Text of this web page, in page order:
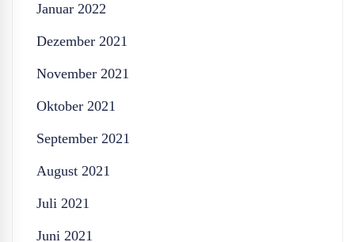
Januar 2022
Dezember 2021
November 2021
Oktober 2021
September 2021
August 2021
Juli 2021
Juni 2021